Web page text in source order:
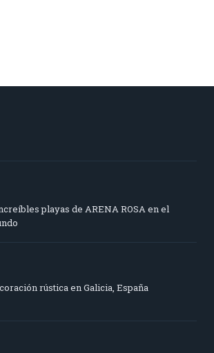
playas de ARENA ROSA en el
rústica en Galicia, España